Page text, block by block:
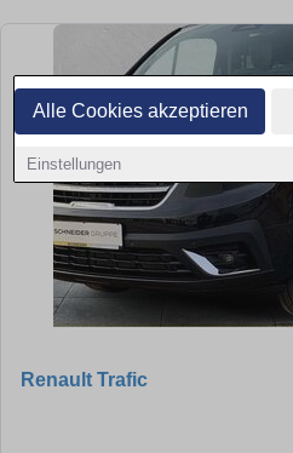
Alle Cookies akzeptieren
Einstellungen
Renault Trafic